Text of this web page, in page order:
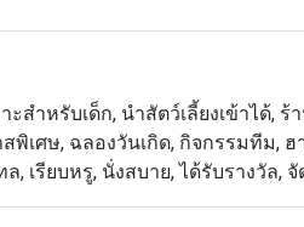
งโรงแรม Sheraton Grande
พบปะทางธุรกิจ ไฮไลต์เมนูเด่น ไ
พร้อมเมนูนานาชาติและของหวาน
หนึ่งในร้านบุฟเฟ่ต์ยอดนิยมของกรุ
ดเด่นด้วยคุณภาพอาหารที่สม่ำเสม
ะสำหรับเด็ก, นำสัตว์เลี้ยงเข้าได้,
พิเศษ, ฉลองวันเกิด, กิจกรรมทีม,
ล, เรียบหรู, นั่งสบาย, ได้รับรางวัล,